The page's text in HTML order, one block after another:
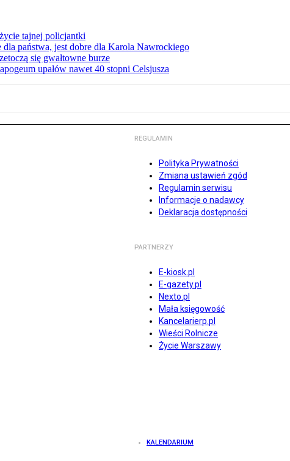
tajnej policjantki
państwa, jest dobre dla Karola Nawrockiego
się gwałtowne burze
upałów nawet 40 stopni Celsjusza
REGULAMIN
Polityka Prywatności
Zmiana ustawień zgód
Regulamin serwisu
Informacje o nadawcy
Deklaracja dostępności
PARTNERZY
E-kiosk.pl
E-gazety.pl
Nexto.pl
Mała księgowość
Kancelarierp.pl
Wieści Rolnicze
Życie Warszawy
KALENDARIUM